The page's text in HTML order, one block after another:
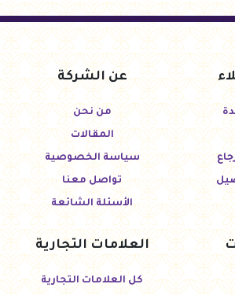
عن الشركة
من نحن
المقالات
سياسة الخصوصية
تواصل معنا
الأسئلة الشائعة
العلامات التجارية
كل العلامات التجارية